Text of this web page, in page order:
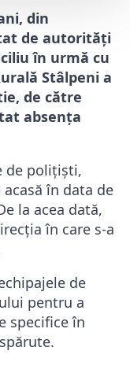
din
de autorități
în urmă cu
Stâlpeni a
de către
absența
de polițiști,
în data de
la acea dată,
în care s-a
de
pentru a
specifice în